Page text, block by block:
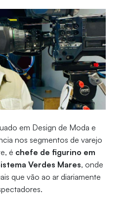
em Design de Moda e
nos segmentos de varejo
é chefe de figurino em
Verdes Mares, onde
que vão ao ar diariamente